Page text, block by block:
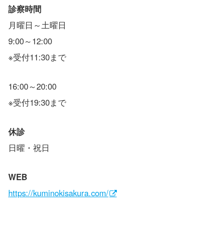
診察時間
月曜日～土曜日
9:00～12:00
※受付11:30まで
16:00～20:00
※受付19:30まで
休診
日曜・祝日
WEB
https://kuminokisakura.com/